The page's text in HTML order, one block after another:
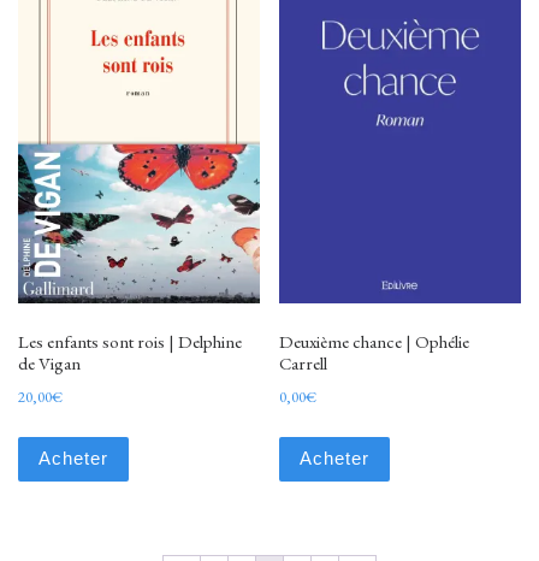
Les enfants sont rois | Delphine
de Vigan
20,00€
Acheter
Deuxième chance | Ophélie
Carrell
0,00€
Acheter